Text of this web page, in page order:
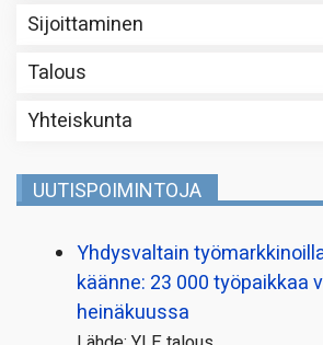
Sijoittaminen
Talous
Yhteiskunta
UUTISPOIMINTOJA
Yhdysvaltain
käänne: 23 000 työpaikkaa
heinäkuussa